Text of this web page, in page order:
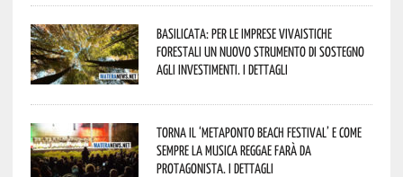
Basilicata: per le imprese vivaistiche
forestali un nuovo strumento di sostegno
agli investimenti. I dettagli
Torna il ‘Metaponto beach festival’ e come
sempre la musica reggae farà da
protagonista. I dettagli